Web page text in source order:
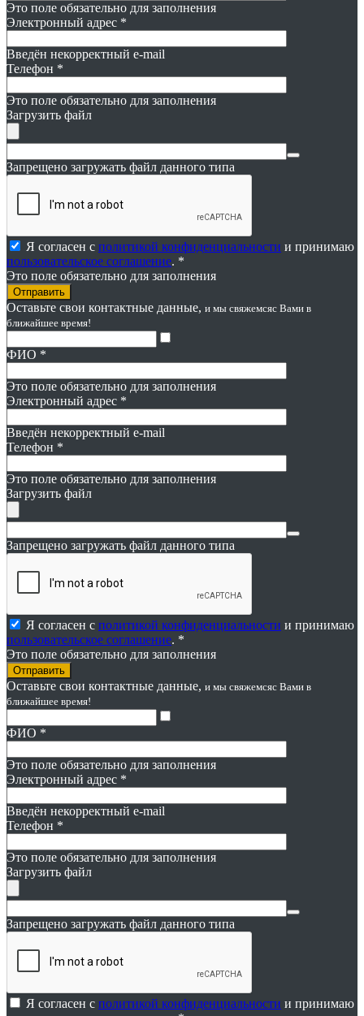
Это поле обязательно для заполнения
Электронный адрес *
Введён некорректный e-mail
Телефон *
Это поле обязательно для заполнения
Загрузить файл
Запрещено загружать файл данного типа
Я согласен с политикой конфиденциальности и принимаю
пользовательское соглашение. *
Это поле обязательно для заполнения
Оставьте свои контактные данные, и мы свяжемсяс Вами в
ближайшее время!
ФИО *
Это поле обязательно для заполнения
Электронный адрес *
Введён некорректный e-mail
Телефон *
Это поле обязательно для заполнения
Загрузить файл
Запрещено загружать файл данного типа
Я согласен с политикой конфиденциальности и принимаю
пользовательское соглашение. *
Это поле обязательно для заполнения
Оставьте свои контактные данные, и мы свяжемсяс Вами в
ближайшее время!
ФИО *
Это поле обязательно для заполнения
Электронный адрес *
Введён некорректный e-mail
Телефон *
Это поле обязательно для заполнения
Загрузить файл
Запрещено загружать файл данного типа
Я согласен с политикой конфиденциальности и принимаю